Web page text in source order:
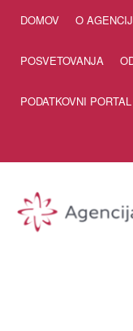
DOMOV O
POSVETOVANJA
PODATKOVNI PORTAL